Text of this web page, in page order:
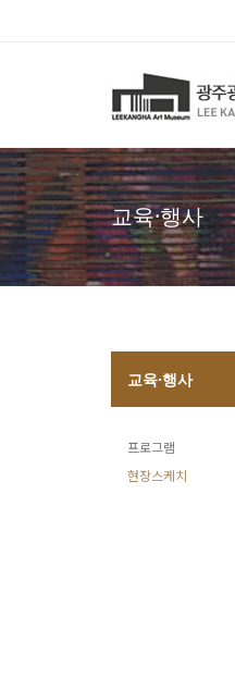
교육·행사
교육·행사
프로그램
현장스케치